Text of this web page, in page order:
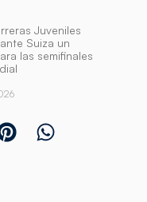
Juveniles
Suiza un
las semifinales